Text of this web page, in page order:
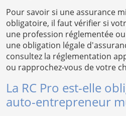
Pour savoir si une assurance
obligatoire, il faut vérifier si
une profession réglementée
une obligation légale
consultez la réglementation
ou rapprochez-vous de votre
La RC Pro est-elle
auto-entrepreneur